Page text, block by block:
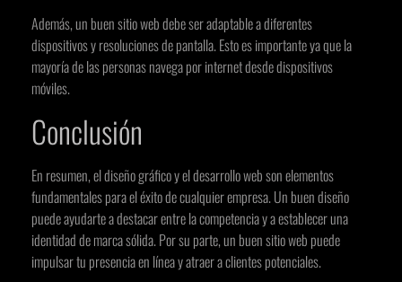
Además, un buen sitio web debe ser adaptable a diferentes
dispositivos y resoluciones de pantalla. Esto es importante ya que la
mayoría de las personas navega por internet desde dispositivos
móviles.
Conclusión
En resumen, el diseño gráfico y el desarrollo web son elementos
fundamentales para el éxito de cualquier empresa. Un buen diseño
puede ayudarte a destacar entre la competencia y a establecer una
identidad de marca sólida. Por su parte, un buen sitio web puede
impulsar tu presencia en línea y atraer a clientes potenciales.